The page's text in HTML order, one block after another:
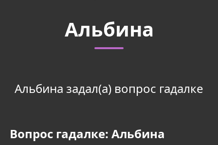
Альбина
Альбина задал(а) вопрос гадалке
Вопрос гадалке: Альбина